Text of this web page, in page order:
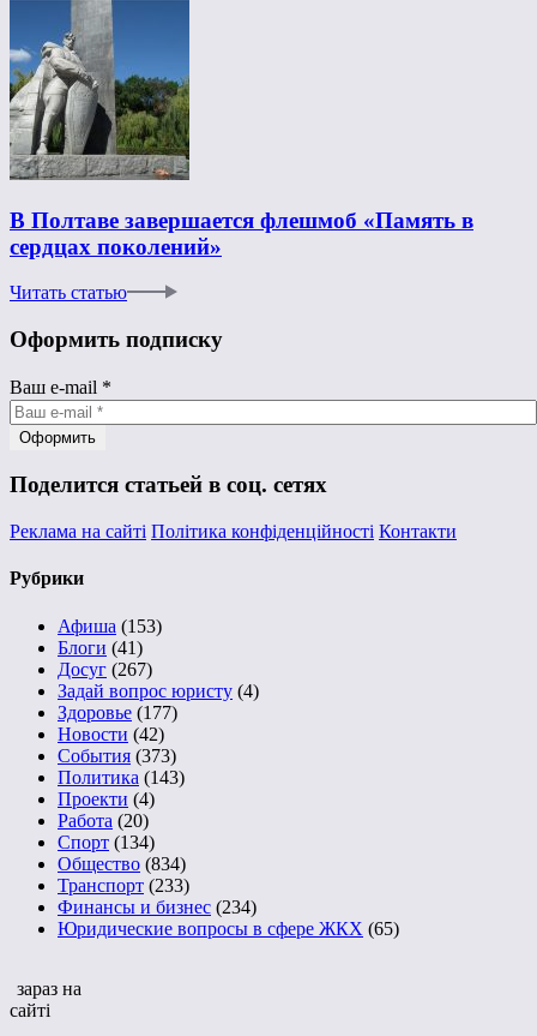
В Полтаве завершается флешмоб «Память в
сердцах поколений»
Читать статью
Оформить подписку
Ваш e-mail *
Поделится статьей в соц. сетях
Реклама на сайті Політика конфіденційності Контакти
Рубрики
Афиша (153)
Блоги (41)
Досуг (267)
Задай вопрос юристу (4)
Здоровье (177)
Новости (42)
События (373)
Политика (143)
Проекти (4)
Работа (20)
Спорт (134)
Общество (834)
Транспорт (233)
Финансы и бизнес (234)
Юридические вопросы в сфере ЖКХ (65)
зараз на
сайті